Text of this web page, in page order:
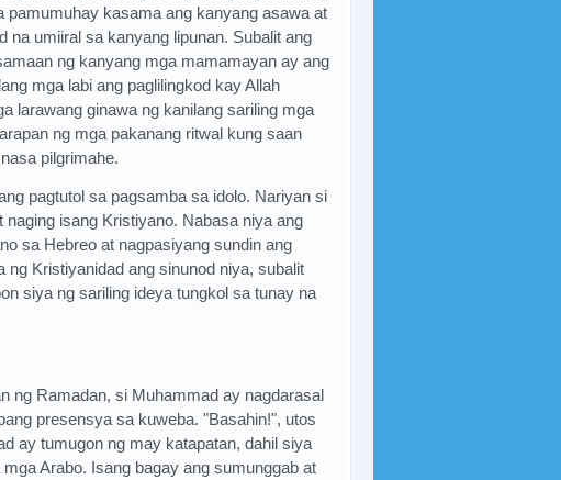
kasama ang kanyang asawa at
na umiiral sa kanyang lipunan. Subalit ang
ng kanyang mga mamamayan ay ang
mga labi ang paglilingkod kay Allah
larawang ginawa ng kanilang sariling mga
ng mga pakanang ritwal kung saan
pilgrimahe.
pagtutol sa pagsamba sa idolo. Nariyan si
isang Kristiyano. Nabasa niya ang
sa Hebreo at nagpasiyang sundin ang
ng Kristiyanidad ang sinunod niya, subalit
siya ng sariling ideya tungkol sa tunay na
ng Ramadan, si Muhammad ay nagdarasal
presensya sa kuweba. "Basahin!", utos
ay tumugon ng may katapatan, dahil siya
Arabo. Isang bagay ang sumunggab at